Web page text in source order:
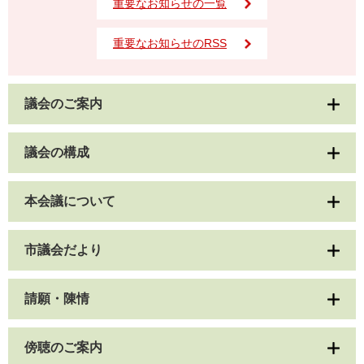
重要なお知らせの一覧
重要なお知らせのRSS
議会のご案内
議会の構成
本会議について
市議会だより
請願・陳情
傍聴のご案内